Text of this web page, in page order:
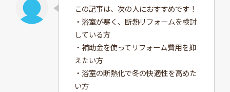
この記事は、次の人におすすめです！
・浴室が寒く、断熱リフォームを検討
している方
・補助金を使ってリフォーム費用を抑
えたい方
・浴室の断熱化で冬の快適性を高めた
い方